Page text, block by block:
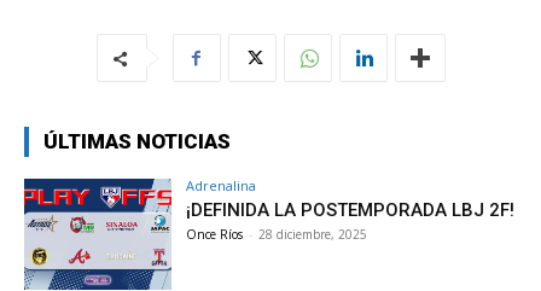
ÚLTIMAS NOTICIAS
Adrenalina
¡DEFINIDA LA POSTEMPORADA LBJ 2F!
Once Ríos - 28 diciembre, 2025